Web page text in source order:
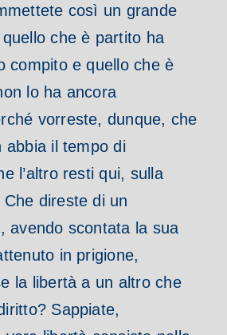
così un grande
che è partito ha
compito e quello che è
lo ha ancora
vorreste, dunque, che
abbia il tempo di
l’altro resti qui, sulla
direste di un
avendo scontata la sua
in prigione,
la libertà a un altro che
Sappiate,